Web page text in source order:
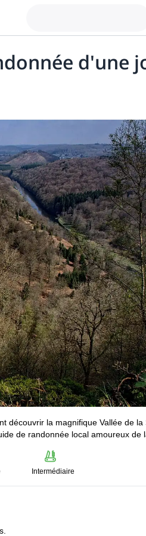
d'une
découvrir la magnifique Vallée de
de randonnée local amoureux de
Intermédiaire